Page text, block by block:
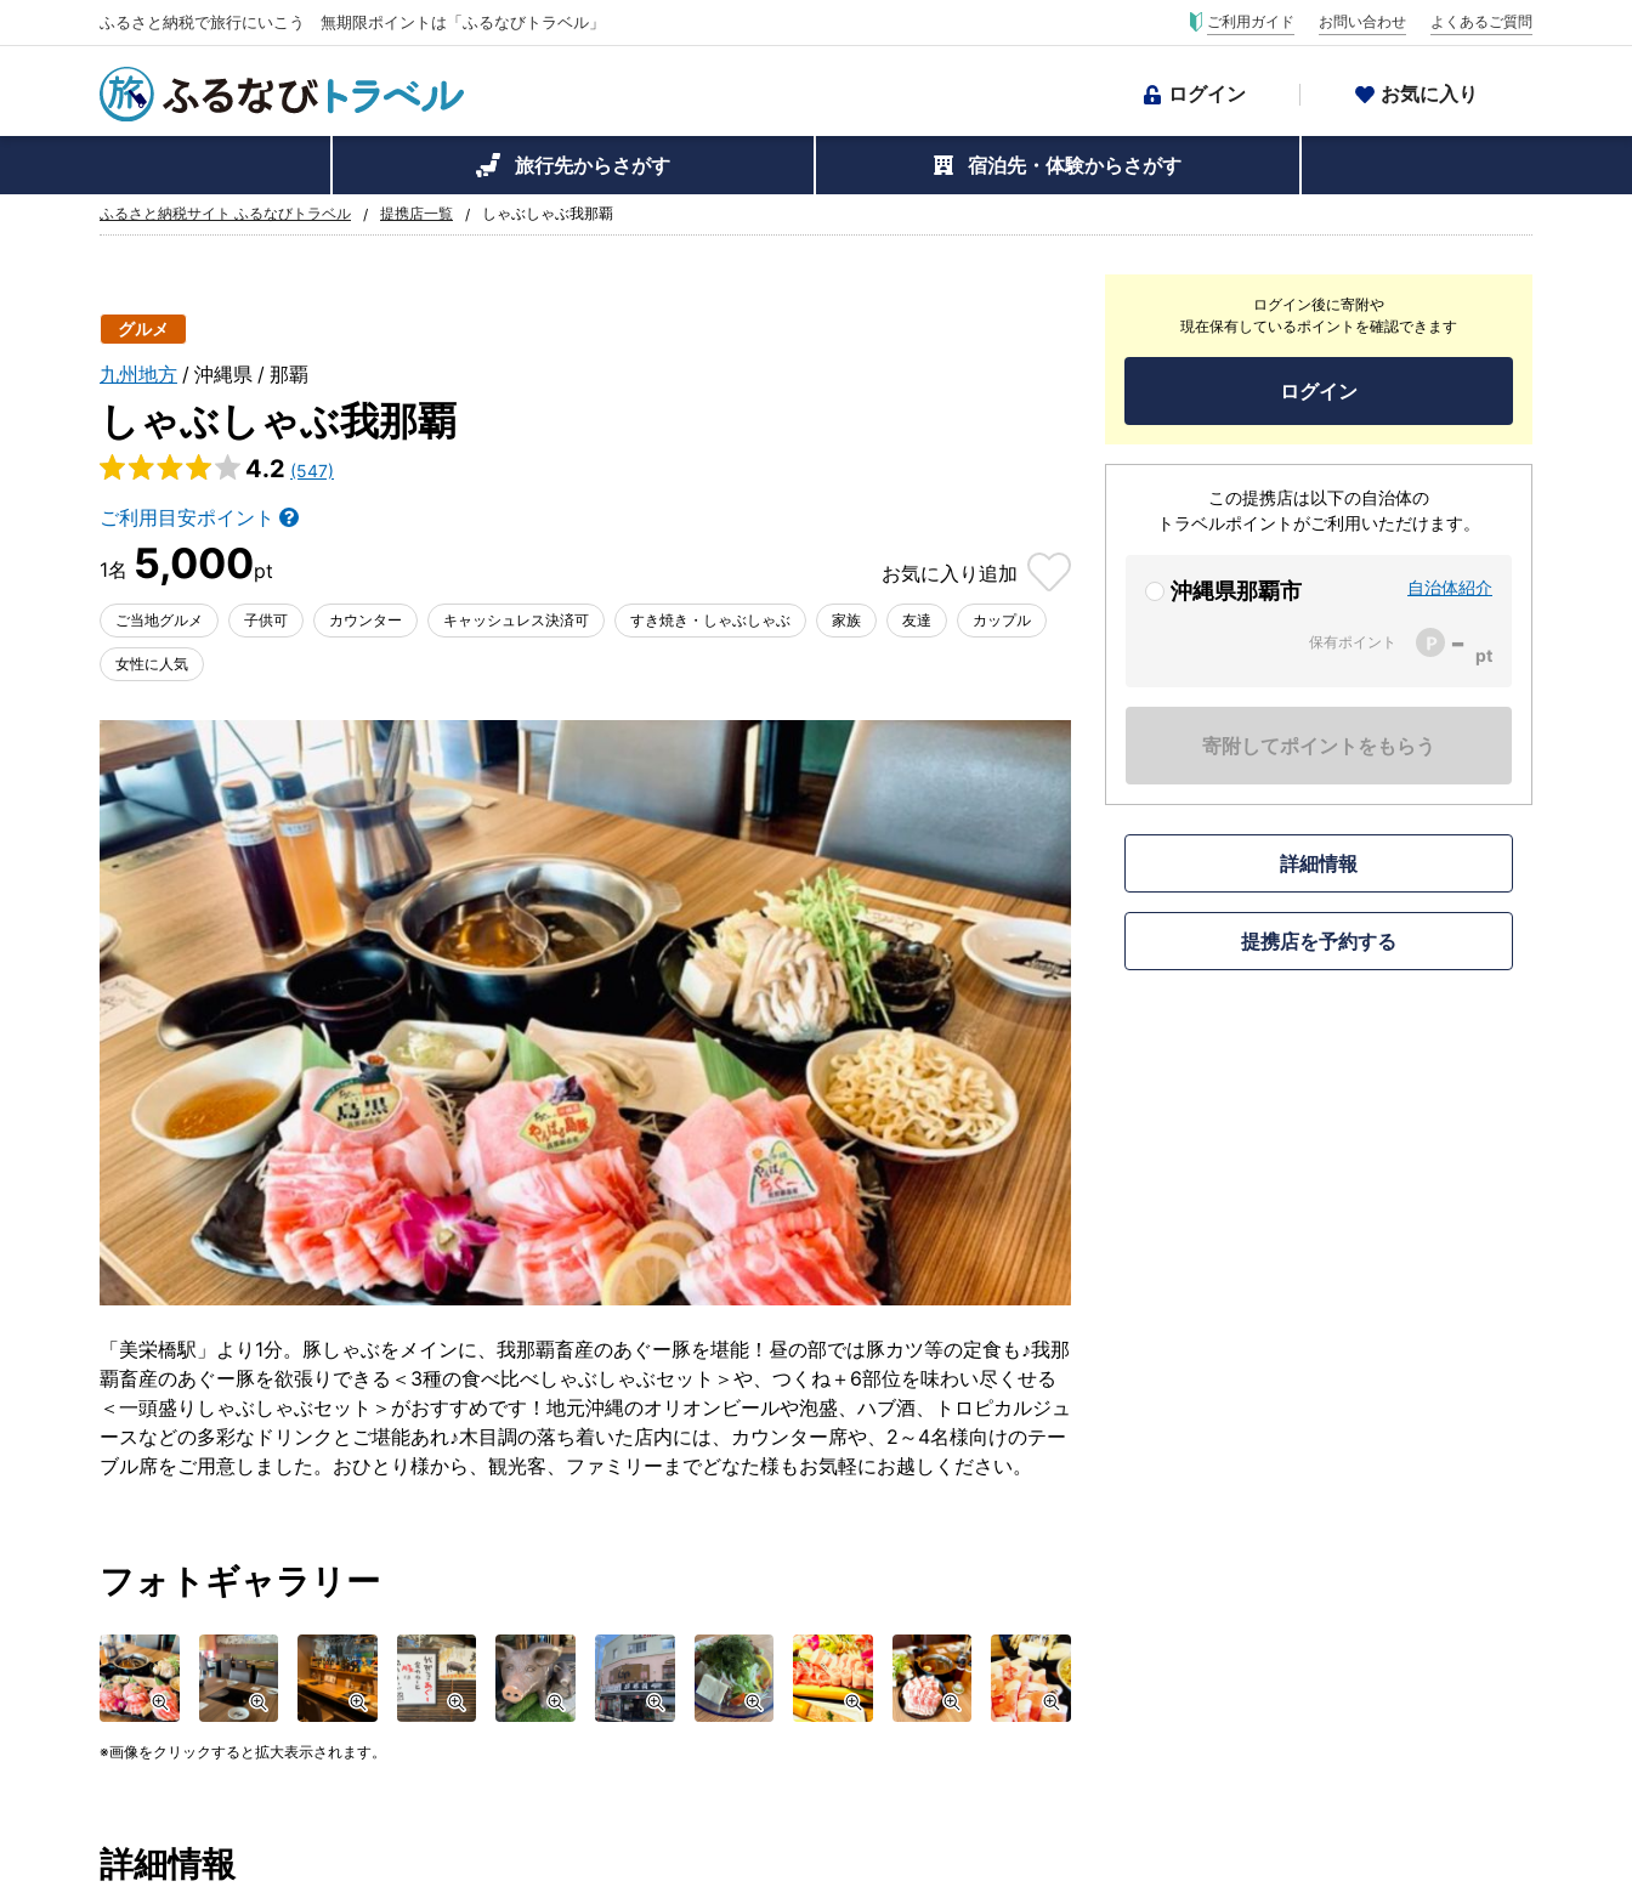
ふるさと納税で旅行にいこう 無期限ポイントは「ふるなびトラベル」 ご利用ガイド お問い合わせ よくあるご質問
ログイン お気に入り
旅行先からさがす 宿泊先・体験からさがす
ふるさと納税サイト ふるなびトラベル 提携店一覧 しゃぶしゃぶ我那覇
グルメ
九州地方 沖縄県 那覇
しゃぶしゃぶ我那覇
4.2 (547)
ご利用目安ポイント
5,000 お気に入り 追加
ご当地グルメ 子供可 カウンター キャッシュレス決済可 すき焼き・しゃぶしゃぶ 家族 友達 カップル
女性に人気
ログイン後に寄附や
現在保有しているポイントを確認できます
ログイン
この提携店は以下の自治体の
トラベルポイントがご利用いただけます。
沖縄県那覇市 自治体紹介
保有ポイント -
寄附してポイントをもらう
詳細情報
提携店を予約する
「美栄橋駅」より1分。豚しゃぶをメインに、我那覇畜産のあぐー豚を堪能！昼の部では豚カツ等の定食も♪我那
覇畜産のあぐー豚を欲張りできる＜3種の食べ比べしゃぶしゃぶセット＞や、つくね＋6部位を味わい尽くせる
＜一頭盛りしゃぶしゃぶセット＞がおすすめです！地元沖縄のオリオンビールや泡盛、ハブ酒、トロピカルジュ
ースなどの多彩なドリンクとご堪能あれ♪木目調の落ち着いた店内には、カウンター席や、2～4名様向けのテー
ブル席をご用意しました。おひとり様から、観光客、ファミリーまでどなた様もお気軽にお越しください。
フォトギャラリー
画像をクリックすると拡大表示されます。
詳細情報